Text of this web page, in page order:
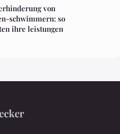
von
schwimmern: so
ihre leistungen